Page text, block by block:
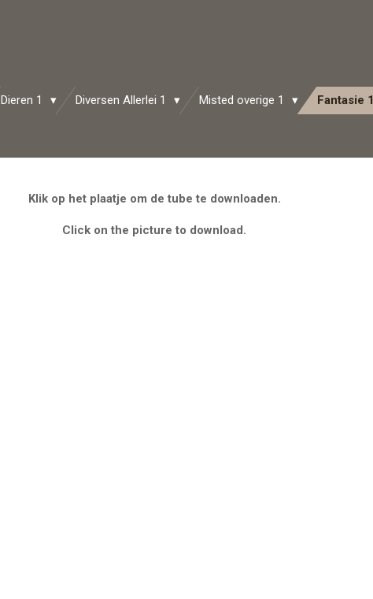
Dieren 1 Diversen Allerlei 1 Misted overige 1 Fantasie 1
Klik op het plaatje om de tube te downloaden.
Click on the picture to download.